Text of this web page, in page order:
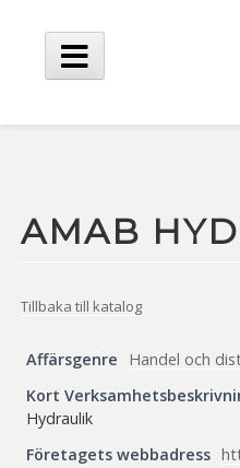
innehåll
Huvudmeny
AMAB
Tillbaka till katalog
Affärsgenre
Handel och
Kort
Hydraulik
Företagets webbadress